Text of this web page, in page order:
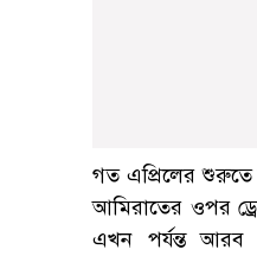
গত এপ্রিলের শুরুতে
আমিরাতের ওপর
এখন পর্যন্ত আরব